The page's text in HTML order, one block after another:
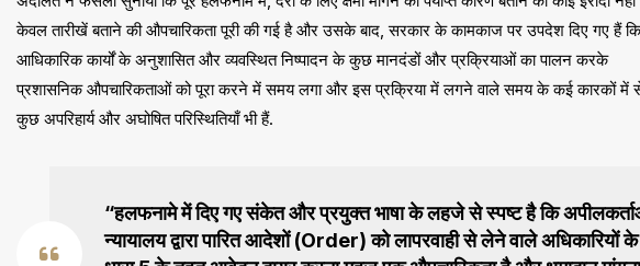
केवल तारीखें बताने की औपचारिकता पूरी की गई है और उसके बाद, सरकार के कामकाज पर उपदेश दिए गए हैं कि
आधिकारिक कार्यों के अनुशासित और व्यवस्थित निष्पादन के कुछ मानदंडों और प्रक्रियाओं का पालन करके
प्रशासनिक औपचारिकताओं को पूरा करने में समय लगा और इस प्रक्रिया में लगने वाले समय के कई कारकों में
कुछ अपरिहार्य और अघोषित परिस्थितियाँ भी हैं.
“हलफनामे में दिए गए संकेत और प्रयुक्त भाषा के लहजे से स्पष्ट है कि
न्यायालय द्वारा पारित आदेशों (Order) को लापरवाही से लेने वाले